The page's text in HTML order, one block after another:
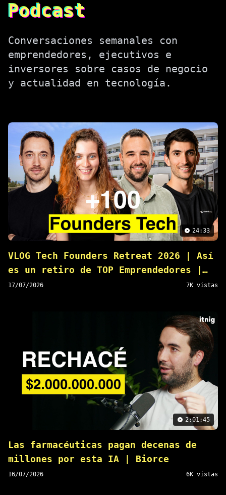
Podcast
Conversaciones semanales con
emprendedores, ejecutivos e
inversores sobre casos de negocio
y actualidad en tecnología.
24:33
VLOG Tech Founders Retreat 2026 | Así
es un retiro de TOP Emprendedores |
itnig
17/07/2026 7K vistas
2:01:45
Las farmacéuticas pagan decenas de
millones por esta IA | Biorce
16/07/2026 6K vistas